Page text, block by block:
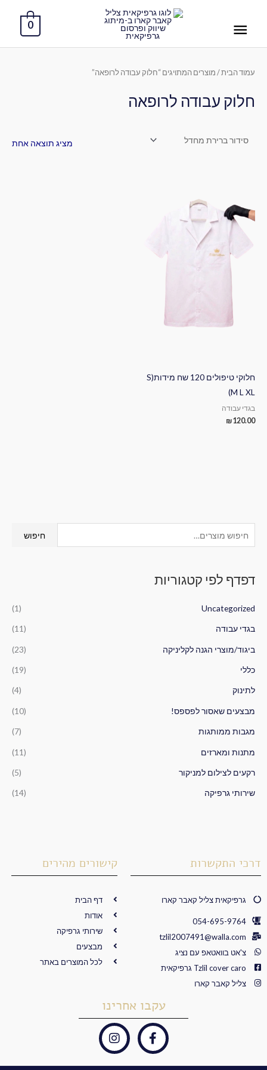
ראשי
0
י
ו
ע
ב
:
חיפוש
דפדף לפי קטגוריות
Uncategorized
(1)
בגדי עבודה (11)
ביגוד/מוצרי הגנה לקליניקה (23)
כללי (19)
לתינוק (4)
מבצעים שאסור לפספס! (10)
מגבות ממותגות (7)
מתנות ומארזים (11)
רקעים לצילום למניקור (5)
שירותי גרפיקה (14)
עמוד הבית/ מוצרים המתויגים “חלוק עבודה לרופאה”
חלוק עבודה לרופאה
מציג תוצאה אחת
חלוקי טיפולים 120 שח מידות(S
M L XL)
בגדי עבודה
₪120.00
דרכי התקשרות
גרפיקאית צליל קאבר קארו
054-695-9764
tzlil2007491@walla.com
צ'אט בוואטאפ עם נציג
Tzlil cover caro גרפיקאית
צליל קאבר קארו
קישורים מהירים
דף הבית
אודות
שירותי גרפיקה
מבצעים
לכל המוצרים באתר
עקבו אחרינו
F
a
c
I
n
s